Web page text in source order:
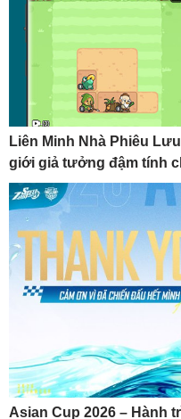
Liên Minh Nhà Phiêu
giới giả tưởng đậm tính
Asian Cup 2026 – Hành